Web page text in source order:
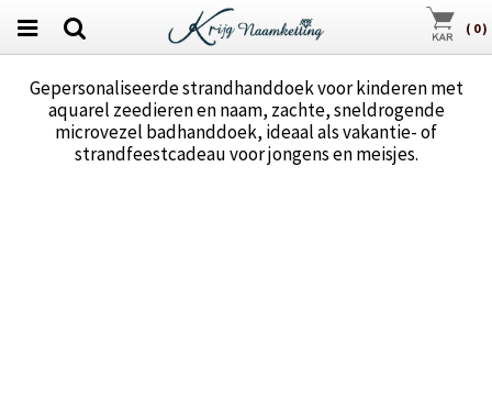
( 0)
Gepersonaliseerde strandhanddoek voor kinderen met
aquarel zeedieren en naam, zachte, sneldrogende
microvezel badhanddoek, ideaal als vakantie- of
strandfeestcadeau voor jongens en meisjes.